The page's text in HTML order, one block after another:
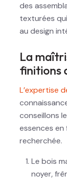
des
texturées
au design
La
finitions
L’expertise
conseillons
essences en
recherchée.
Le bois
noyer,